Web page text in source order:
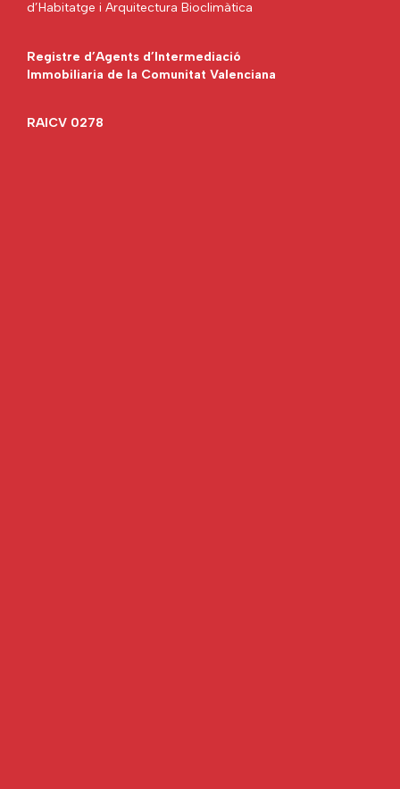
d’Habitatge i Arquitectura Bioclimàtica
Registre d’Agents d’Intermediació
Immobiliaria de la Comunitat Valenciana
RAICV 0278